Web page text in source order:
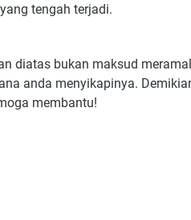
tengah terjadi.
diatas bukan maksud
anda menyikapinya.
membantu!